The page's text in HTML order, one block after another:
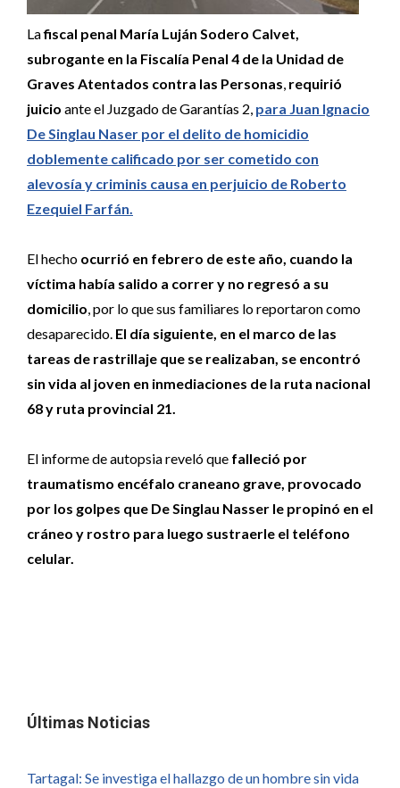
Lafiscal penal María Luján Sodero Calvet,
subrogante en la Fiscalía Penal 4 de la Unidad de
Graves Atentados contra las Personas, requirió
juicio ante el Juzgado de Garantías 2, para Juan Ignacio
De Singlau Naser por el delito de homicidio
doblemente calificado por ser cometido con
alevosía y criminis causa en perjuicio de Roberto
Ezequiel Farfán.
El hecho ocurrió en febrero de este año, cuando la
víctima había salido a correr y no regresó a su
domicilio, por lo que sus familiares lo reportaron como
desaparecido. El día siguiente, en el marco de las
tareas de rastrillaje que se realizaban, se encontró
sin vida al joven en inmediaciones de la ruta nacional
68 y ruta provincial 21.
El informe de autopsia reveló que falleció por
traumatismo encéfalo craneano grave, provocado
por los golpes que De Singlau Nasser le propinó en el
cráneo y rostro para luego sustraerle el teléfono
celular.
Últimas Noticias
Tartagal: Se investiga el hallazgo de un hombre sin vida